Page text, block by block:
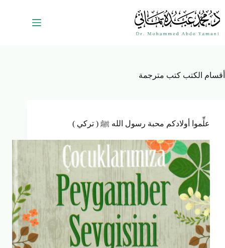
أقسام الكتب كتب مترجمة
علِّموا أولادكم محبة رسول الله ﷺ ( تركي )